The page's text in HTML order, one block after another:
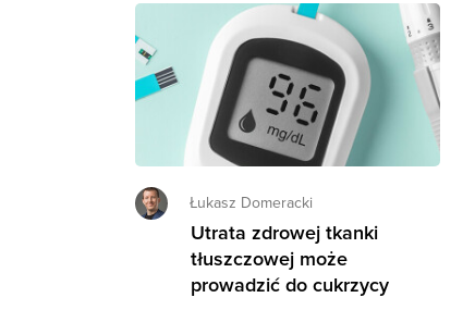
Łukasz Domeracki
Utrata zdrowej tkanki
tłuszczowej może
prowadzić do cukrzycy